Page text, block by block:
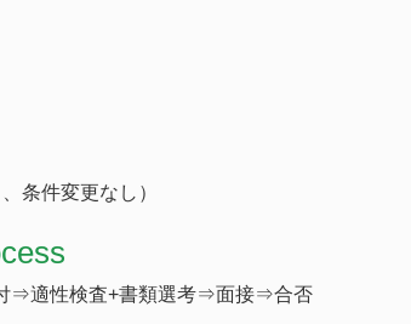
条件変更なし）
⇒適性検査+書類選考⇒面接⇒合否